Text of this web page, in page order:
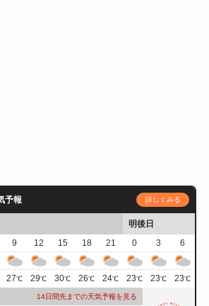
予報 詳しくみる
明後日
9 12 15 18 21 0 3
6
27℃ 29℃ 30℃ 26℃ 24℃ 23℃ 23℃ 23℃
14日間先までの天気予報を見る